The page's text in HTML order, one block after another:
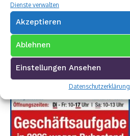
Dienste verwalten
Akzeptieren
Ablehnen
Einstellungen Ansehen
Datenschutzerklärung
Rainbow Sanierung Siegen
Dornbach Spezialabbruch GmbH